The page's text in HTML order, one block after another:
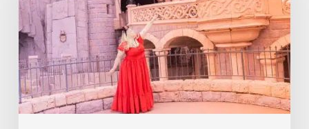
est
un
lieu
parfait
pour
reprendre